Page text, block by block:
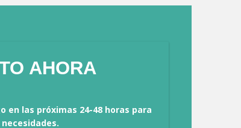
AHORA
las próximas 24-48 horas para